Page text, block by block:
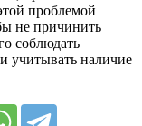
проблемой
не причинить
соблюдать
учитывать наличие